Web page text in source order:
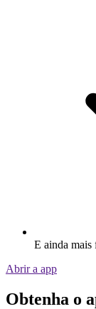
E ainda mais
Abrir a app
Obtenha o